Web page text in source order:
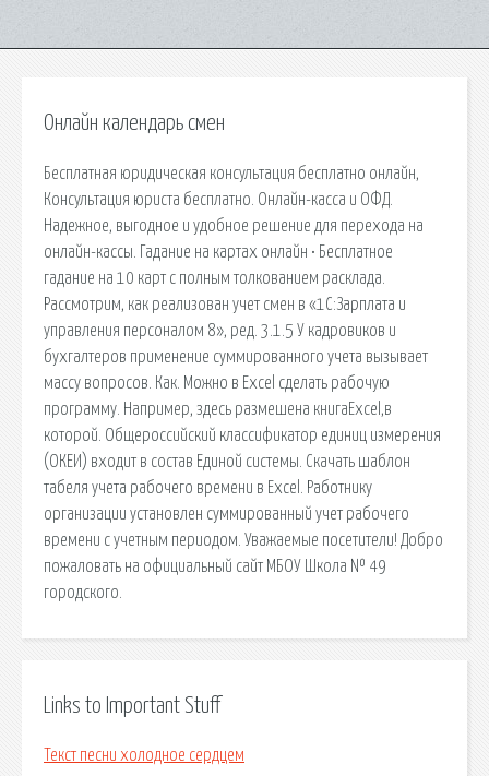
Онлайн календарь смен
Бесплатная юридическая консультация бесплатно онлайн,
Консультация юриста бесплатно. Онлайн-касса и ОФД.
Надежное, выгодное и удобное решение для перехода на
онлайн-кассы. Гадание на картах онлайн • Бесплатное
гадание на 10 карт с полным толкованием расклада.
Рассмотрим, как реализован учет смен в «1С:Зарплата и
управления персоналом 8», ред. 3.1.5 У кадровиков и
бухгалтеров применение суммированного учета вызывает
массу вопросов. Как. Можно в Excel сделать рабочую
программу. Например, здесь размешена книгаExcel,в
которой. Общероссийский классификатор единиц измерения
(ОКЕИ) входит в состав Единой системы. Скачать шаблон
табеля учета рабочего времени в Excel. Работнику
организации установлен суммированный учет рабочего
времени с учетным периодом. Уважаемые посетители! Добро
пожаловать на официальный сайт МБОУ Школа № 49
городского.
Links to Important Stuff
Текст песни холодное сердцем